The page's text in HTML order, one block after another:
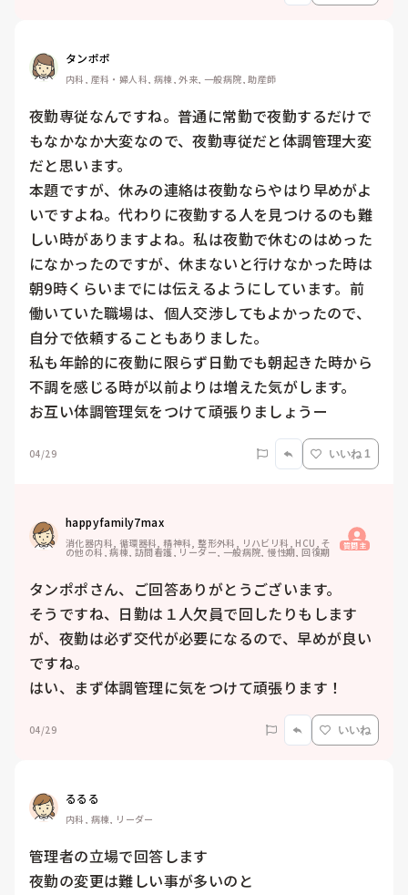
タンポポ
内科, 産科・婦人科, 病棟, 外来, 一般病院, 助産師
夜勤専従なんですね。普通に常勤で夜勤するだけで
もなかなか大変なので、夜勤専従だと体調管理大変
だと思います。
本題ですが、休みの連絡は夜勤ならやはり早めがよ
いですよね。代わりに夜勤する人を見つけるのも難
しい時がありますよね。私は夜勤で休むのはめった
になかったのですが、休まないと行けなかった時は
朝9時くらいまでには伝えるようにしています。前
働いていた職場は、個人交渉してもよかったので、
自分で依頼することもありました。
私も年齢的に夜勤に限らず日勤でも朝起きた時から
不調を感じる時が以前よりは増えた気がします。
お互い体調管理気をつけて頑張りましょうー
04/29 いいね 1
happyfamily7max
消化器内科, 循環器科, 精神科, 整形外科, リハビリ科, HCU, そ
の他の科, 病棟, 訪問看護, リーダー, 一般病院, 慢性期, 回復期 質問主
タンポポさん、ご回答ありがとうございます。
そうですね、日勤は１人欠員で回したりもします
が、夜勤は必ず交代が必要になるので、早めが良い
ですね。
はい、まず体調管理に気をつけて頑張ります！
04/29 いいね
るるる
内科, 病棟, リーダー
管理者の立場で回答します
夜勤の変更は難しい事が多いのと